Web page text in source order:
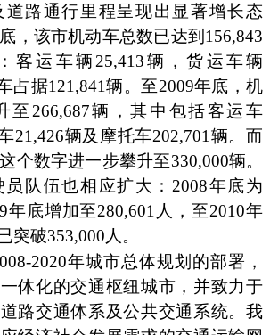
路通行里程呈现出显著增长态
，该市机动车总数已达到156,843
客运车辆25,413辆，货运车辆
占据121,841辆。至2009年底，机
至266,687辆，其中包括客运车
21,426辆及摩托车202,701辆。而
个数字进一步攀升至330,000辆。
队伍也相应扩大：2008年底为
年底增加至280,601人，至2010年
突破353,000人。
2020年城市总体规划的部署，
体化的交通枢纽城市，并致力于
路交通体系及公共交通系统。我